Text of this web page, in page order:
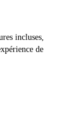
incluses,
de